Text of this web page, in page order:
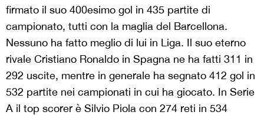
firmato il suo 400esimo gol in 435 partite di
campionato, tutti con la maglia del Barcellona.
Nessuno ha fatto meglio di lui in Liga. Il suo eterno
rivale Cristiano Ronaldo in Spagna ne ha fatti 311 in
292 uscite, mentre in generale ha segnato 412 gol in
532 partite nei campionati in cui ha giocato. In Serie
A il top scorer è Silvio Piola con 274 reti in 534